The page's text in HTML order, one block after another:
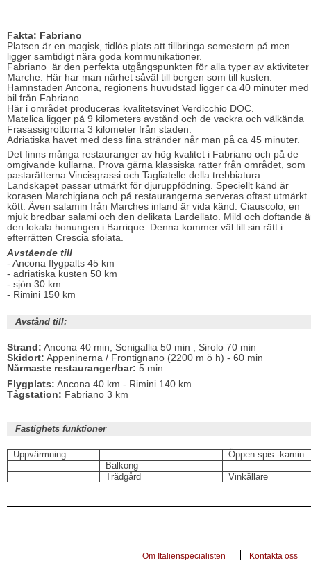
Fakta: Fabriano
Platsen är en magisk, tidlös plats att tillbringa semestern på men
ligger samtidigt nära goda kommunikationer.
Fabriano är den perfekta utgångspunkten för alla typer av aktiviteter
Marche. Här har man närhet såväl till bergen som till kusten.
Hamnstaden Ancona, regionens huvudstad ligger ca 40 minuter med
bil från Fabriano.
Här i området produceras kvalitetsvinet Verdicchio DOC.
Matelica ligger på 9 kilometers avstånd och de vackra och välkända
Frasassigrottorna 3 kilometer från staden.
Adriatiska havet med dess fina stränder når man på ca 45 minuter.
Det finns många restauranger av hög kvalitet i Fabriano och på de
omgivande kullarna. Prova gärna klassiska rätter från området, som
pastarätterna Vincisgrassi och Tagliatelle della trebbiatura.
Landskapet passar utmärkt för djuruppfödning. Speciellt känd är
korasen Marchigiana och på restaurangerna serveras oftast utmärkt
kött. Även salamin från Marches inland är vida känd: Ciauscolo, en
mjuk bredbar salami och den delikata Lardellato. Mild och doftande
den lokala honungen i Barrique. Denna kommer väl till sin rätt i
efterrätten Crescia sfoiata.
Avstående till
- Ancona flygpalts 45 km
- adriatiska kusten 50 km
- sjön 30 km
- Rimini 150 km
Avstånd till:
Strand: Ancona 40 min, Senigallia 50 min , Sirolo 70 min
Skidort: Appeninerna / Frontignano (2200 m ö h) - 60 min
Nårmaste restauranger/bar: 5 min
Flygplats: Ancona 40 km - Rimini 140 km
Tågstation: Fabriano 3 km
Fastighets funktioner
Uppvärmning
Öppen spis -kamin
Balkong
Trädgård
Vinkällare
Om Italienspecialisten Kontakta oss